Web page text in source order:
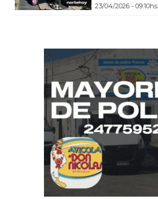
ONLINE
ARGENTINA:
CHANGUITO.COM.AR
OTRAS
PLATAFORMAS
WHATSAPP
CÓMO
23/04/2026 - 09:10hs.